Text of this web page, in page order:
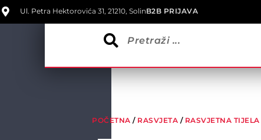
Ul. Petra Hektorovića 31, 21210, SolinB2B PRIJAVA
POČETNA / RASVJETA / RASVJETNA TIJELA